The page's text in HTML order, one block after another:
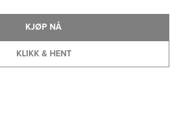
KLIKK & HENT
KJØP NÅ